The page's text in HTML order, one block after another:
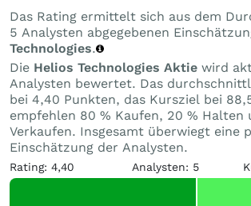
Das Rating ermittelt sich aus dem
5 Analysten abgegebenen
Technologies.
Die Helios Technologies Aktie wird
Analysten bewertet. Das
bei 4,40 Punkten, das Kursziel bei
empfehlen 80 % Kaufen, 20 % Halten
Verkaufen. Insgesamt überwiegt eine
Einschätzung der Analysten.
Rating: 4,40 Analysten: 5